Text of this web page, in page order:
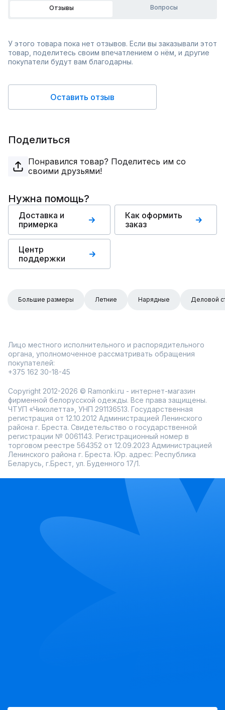
Отзывы Вопросы
У этого товара пока нет отзывов. Если вы заказывали этот
товар, поделитесь своим впечатлением о нём, и другие
покупатели будут вам благодарны.
Оставить отзыв
Поделиться
Понравился товар? Поделитесь им со
своими друзьями!
Нужна помощь?
Доставка и
примерка
Как оформить
заказ
Центр
поддержки
Большие размеры Летние Нарядные Деловой
Лицо местного исполнительного и распорядительного
органа, уполномоченное рассматривать обращения
покупателей:
+375 162 30-18-45
Copyright 2012-2026 © Ramonki.ru - интернет-магазин
фирменной белорусской одежды. Все права защищены.
ЧТУП «Чиколетта», УНП 291136513. Государственная
регистрация от 12.10.2012 Администрацией Ленинского
района г. Бреста. Свидетельство о государственной
регистрации № 0061143. Регистрационный номер в
торговом реестре 564352 от 12.09.2023 Администрацией
Ленинского района г. Бреста. Юр. адрес: Республика
Беларусь, г.Брест, ул. Буденного 17/1.